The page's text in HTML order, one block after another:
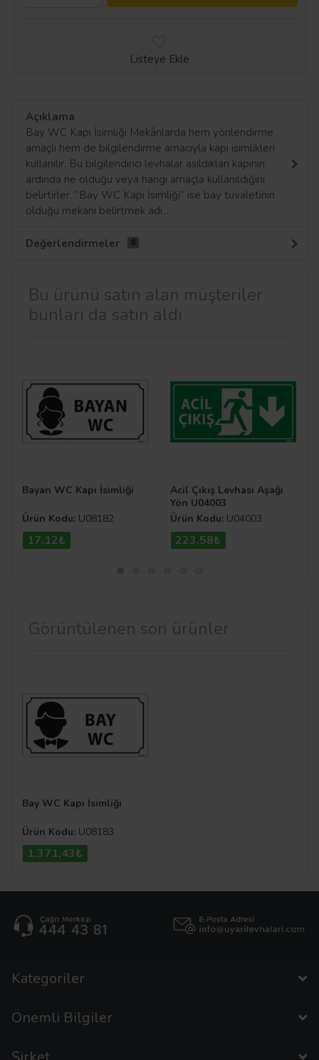
Listeye Ekle
Açıklama
Bay WC Kapı İsimliği Mekânlarda hem yönlendirme
amaçlı hem de bilgilendirme amacıyla kapı isimlikleri
kullanılır. Bu bilgilendirici levhalar asıldıkları kapının
ardında ne olduğu veya hangi amaçla kullanıldığını
belirtirler. ‘’Bay WC Kapı İsimliği’’ ise bay tuvaletinin
olduğu mekanı belirtmek adı...
Değerlendirmeler 0
Bu ürünü satın alan müşteriler
bunları da satın aldı
Bayan WC Kapı İsimliği
Ürün Kodu: U08182
17,12₺
Acil Çıkış Levhası Aşağı
Yön U04003
Ürün Kodu: U04003
223,58₺
Görüntülenen son ürünler
Bay WC Kapı İsimliği
Ürün Kodu: U08183
1.371,43₺
Kategoriler
Önemli Bilgiler